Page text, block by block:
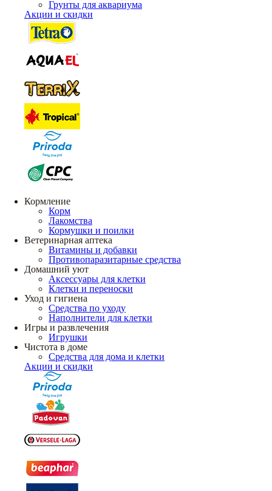
Грунты для аквариума
Акции и скидки
Кормление
Корм
Лакомства
Кормушки и поилки
Ветеринарная аптека
Витамины и добавки
Противопаразитарные средства
Домашний уют
Аксессуары для клетки
Клетки и переноски
Уход и гигиена
Средства по уходу
Наполнители для клетки
Игры и развлечения
Игрушки
Чистота в доме
Средства для дома и клетки
Акции и скидки